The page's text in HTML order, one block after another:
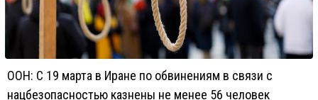
ООН: С 19 марта в Иране по обвинениям в связи с
нацбезопасностью казнены не менее 56 человек